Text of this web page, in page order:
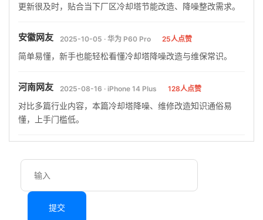
更新很及时，贴合当下厂区冷却塔节能改造、降噪整改需求。
安徽网友 2025-10-05 · 华为 P60 Pro 25人点赞
简单易懂，新手也能轻松看懂冷却塔降噪改造与维保常识。
河南网友 2025-08-16 · iPhone 14 Plus 128人点赞
对比多篇行业内容，本篇冷却塔降噪、维修改造知识通俗易
懂，上手门槛低。
提交